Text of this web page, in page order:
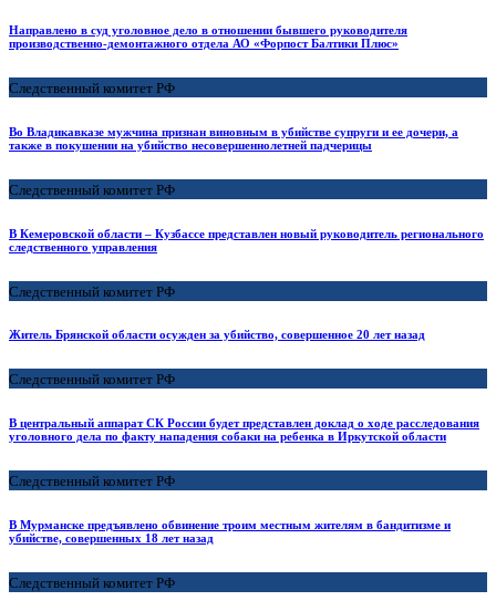
Направлено в суд уголовное дело в отношении бывшего руководителя
производственно-демонтажного отдела АО «Форпост Балтики Плюс»
Следственный комитет РФ
Во Владикавказе мужчина признан виновным в убийстве супруги и ее дочери, а
также в покушении на убийство несовершеннолетней падчерицы
Следственный комитет РФ
В Кемеровской области – Кузбассе представлен новый руководитель регионального
следственного управления
Следственный комитет РФ
Житель Брянской области осужден за убийство, совершенное 20 лет назад
Следственный комитет РФ
В центральный аппарат СК России будет представлен доклад о ходе расследования
уголовного дела по факту нападения собаки на ребенка в Иркутской области
Следственный комитет РФ
В Мурманске предъявлено обвинение троим местным жителям в бандитизме и
убийстве, совершенных 18 лет назад
Следственный комитет РФ